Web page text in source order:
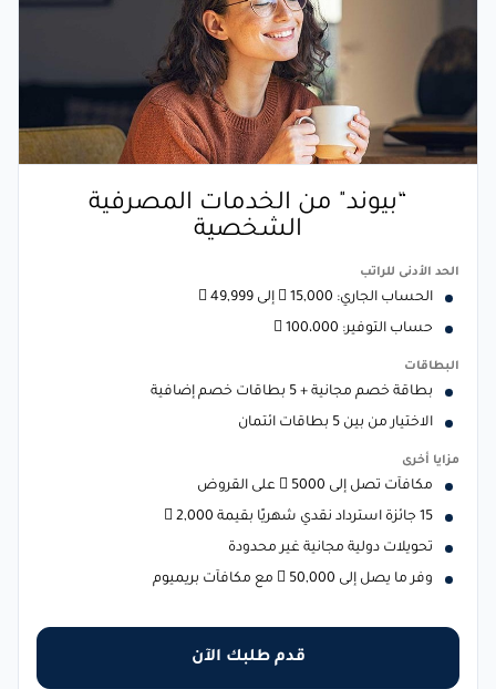
“بيوند" من الخدمات المصرفية
الشخصية
الحد الأدنى للراتب
الحساب الجاري: 15,000  إلى 49,999 
حساب التوفير: 100،000 
البطاقات
بطاقة خصم مجانية + 5 بطاقات خصم إضافية
الاختيار من بين 5 بطاقات ائتمان
مزايا أخرى
مكافآت تصل إلى 5000  على القروض
15 جائزة استرداد نقدي شهريًا بقيمة 2,000 
تحويلات دولية مجانية غير محدودة
وفر ما يصل إلى 50,000  مع مكافآت بريميوم
قدم طلبك الآن